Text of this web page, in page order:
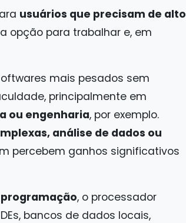
usuários que precisam de alto
opção para trabalhar e, em
mais pesados sem
principalmente em
ou engenharia, por exemplo.
análise de dados ou
percebem ganhos significativos
, o processador
bancos de dados locais,